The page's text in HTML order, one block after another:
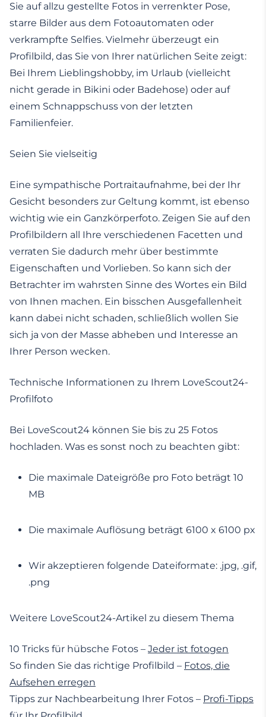
Sie auf allzu gestellte Fotos in verrenkter Pose,
starre Bilder aus dem Fotoautomaten oder
verkrampfte Selfies. Vielmehr überzeugt ein
Profilbild, das Sie von Ihrer natürlichen Seite zeigt:
Bei Ihrem Lieblingshobby, im Urlaub (vielleicht
nicht gerade in Bikini oder Badehose) oder auf
einem Schnappschuss von der letzten
Familienfeier.
Seien Sie vielseitig
Eine sympathische Portraitaufnahme, bei der Ihr
Gesicht besonders zur Geltung kommt, ist ebenso
wichtig wie ein Ganzkörperfoto. Zeigen Sie auf den
Profilbildern all Ihre verschiedenen Facetten und
verraten Sie dadurch mehr über bestimmte
Eigenschaften und Vorlieben. So kann sich der
Betrachter im wahrsten Sinne des Wortes ein Bild
von Ihnen machen. Ein bisschen Ausgefallenheit
kann dabei nicht schaden, schließlich wollen Sie
sich ja von der Masse abheben und Interesse an
Ihrer Person wecken.
Technische Informationen zu Ihrem LoveScout24-
Profilfoto
Bei LoveScout24 können Sie bis zu 25 Fotos
hochladen. Was es sonst noch zu beachten gibt:
Die maximale Dateigröße pro Foto beträgt 10
MB
Die maximale Auflösung beträgt 6100 x 6100 px
Wir akzeptieren folgende Dateiformate: .jpg, .gif,
.png
Weitere LoveScout24-Artikel zu diesem Thema
10 Tricks für hübsche Fotos – Jeder ist fotogen
So finden Sie das richtige Profilbild – Fotos, die
Aufsehen erregen
Tipps zur Nachbearbeitung Ihrer Fotos – Profi-Tipps